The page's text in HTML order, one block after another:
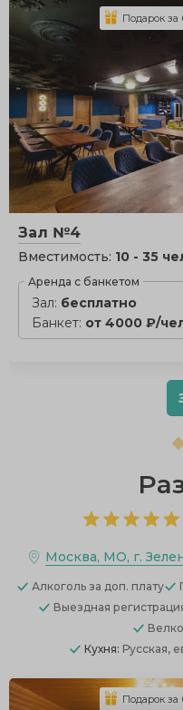
Зал №4
Вместимость: 10 - 35
Аренда с банкетом
Зал: бесплатно
Банкет: от 4000 ₽/
Подарок
Москва, МО, г.
Алкоголь за доп. плату
Выездная
Кухня: Русская,
Подарок